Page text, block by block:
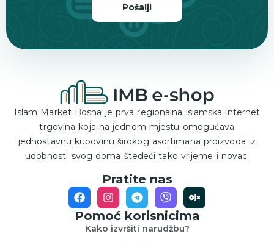
Pošalji
Islam Market Bosna je prva regionalna islamska internet
trgovina koja na jednom mjestu omogućava
jednostavnu kupovinu širokog asortimana proizvoda iz
udobnosti svog doma štedeći tako vrijeme i novac.
Pratite nas
Pomoć korisnicima
Kako izvršiti narudžbu?